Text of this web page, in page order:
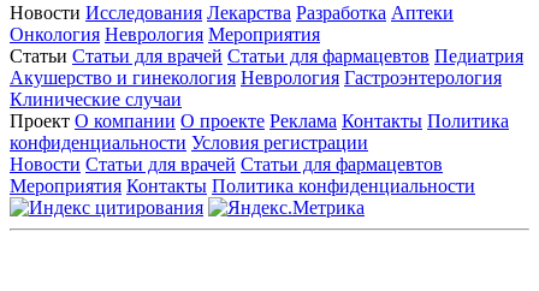
Новости Исследования Лекарства Разработка Аптеки
Онкология Неврология Мероприятия
Статьи Статьи для врачей Статьи для фармацевтов Педиатрия
Акушерство и гинекология Неврология Гастроэнтерология
Клинические случаи
Проект О компании О проекте Реклама Контакты Политика
конфиденциальности Условия регистрации
Новости Статьи для врачей Статьи для фармацевтов
Мероприятия Контакты Политика конфиденциальности